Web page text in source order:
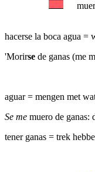
hacerse la boca agua =
'Morirse de ganas (me
aguar = mengen met
Se me muero de ganas:
tener ganas = trek